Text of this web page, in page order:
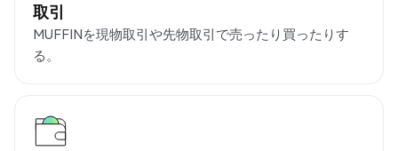
取引
MUFFINを現物取引や先物取引で売ったり買ったりす
る。